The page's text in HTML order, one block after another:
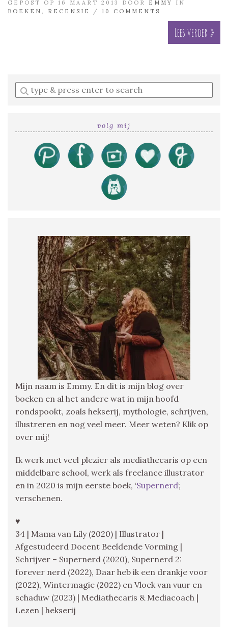
GEPOST OP 16 MAART 2013 DOOR EMMY
IN
BOEKEN
RECENSIE / 10 COMMENTS
Lees verder »
Enter
a
volg mij
Mijn naam is Emmy. En dit is mijn blog over
boeken en al het andere wat in mijn hoofd
rondspookt, zoals hekserij, mythologie, schrijven,
illustreren en nog veel meer. Meer weten? Klik op
over mij!
Ik werk met veel plezier als mediathecaris op een
middelbare school, werk als freelance illustrator
en in 2020 is mijn eerste boek, ‘Supernerd‘,
verschenen.
♥
34 | Mama van Lily (2020) | Illustrator |
Afgestudeerd Docent Beeldende Vorming |
Schrijver – Supernerd (2020), Supernerd 2:
forever nerd (2022), Daar heb ik een drankje voor
(2022), Wintermagie (2022) en Vloek van vuur en
schaduw (2023) | Mediathecaris & Mediacoach |
Lezen | hekserij